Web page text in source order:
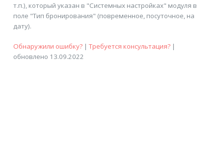
т.п.), который указан в "Системных настройках" модуля в
поле "Тип бронирования" (повременное, посуточное, на
дату).
Обнаружили ошибку?| Требуется консультация?|
обновлено 13.09.2022